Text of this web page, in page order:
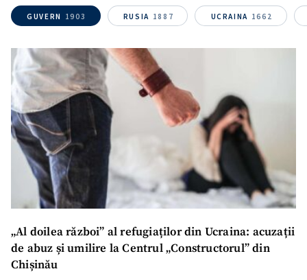
GUVERN 1903 RUSIA 1887 UCRAINA 1662
„Al doilea război” al refugiaților din Ucraina: acuzații
de abuz și umilire la Centrul „Constructorul” din
Chișinău
ȘTIREA MEA
Titlu știre
Fotografie
+ Încarcă imagine